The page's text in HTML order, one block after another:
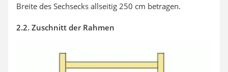
Breite des Sechsecks allseitig 250 cm betragen.
2.2. Zuschnitt der Rahmen